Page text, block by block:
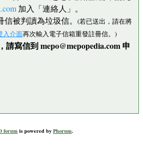
加入「連絡人」。
被判讀為垃圾信。 (若已送出，請在將
入介面再次輸入電子信箱重發註冊信。)
寫信到 mepo@mepopedia.com 申
forumis powered byPhorum.